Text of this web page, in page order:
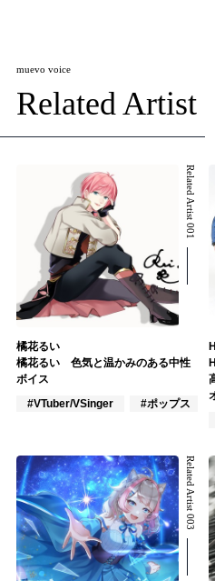
muevo voice
Related Artist
Related Artist 001
橘花るい
橘花るい 色気と温かみのある中性
ボイス
#VTuber/VSinger
#ポップス
Related Artist 003